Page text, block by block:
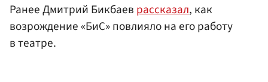
Ранее Дмитрий Бикбаев рассказал, как
возрождение «БиС» повлияло на его работу
в театре.